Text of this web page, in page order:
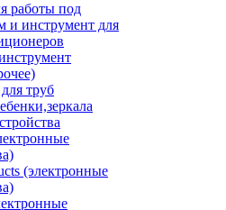
работы под
и инструмент для
труб
(электронные